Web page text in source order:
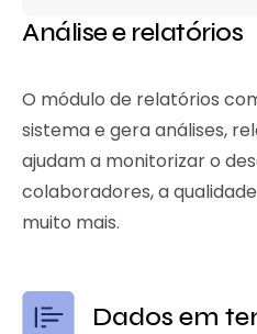
Análise e relatórios
O módulo de relatórios
sistema e gera análises,
ajudam a monitorizar o
colaboradores, a
muito mais.
Dados em